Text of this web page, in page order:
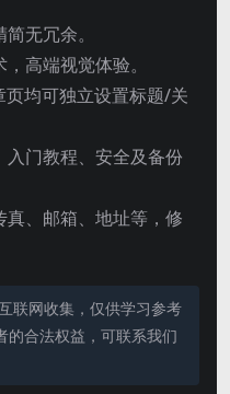
无冗余。
高端视觉体验。
均可独立设置标题/关
门教程、安全及备份
、邮箱、地址等，修
联网收集，仅供学习参考
的合法权益，可联系我们